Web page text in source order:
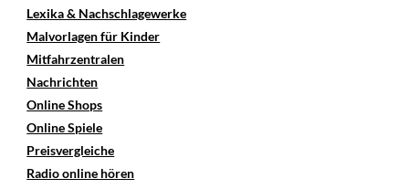
Lexika & Nachschlagewerke
Malvorlagen für Kinder
Mitfahrzentralen
Nachrichten
Online Shops
Online Spiele
Preisvergleiche
Radio online hören